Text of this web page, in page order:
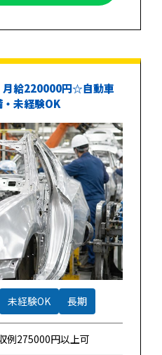
月給220000円☆自動車
未経験OK
未経験OK 長期
例275000円以上可